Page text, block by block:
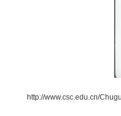
http://www.csc.edu.cn/